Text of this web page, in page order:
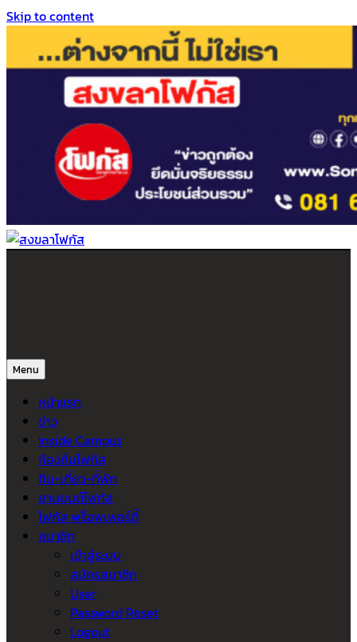
Skip to content
Menu
หน้าแรก
ข่าว
Inside Campus
ท้องถิ่นโฟกัส
กิน-เที่ยว-ที่พัก
ยานยนต์โฟกัส
โฟกัส พร็อพเพอร์ตี้
สมาชิก
เข้าสู่ระบบ
สมัครสมาชิก
User
Password Reset
Logout